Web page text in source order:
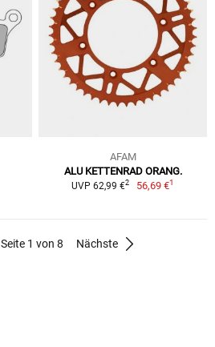
AFAM
ALU KETTENRAD ORANG.
UVP 62,99 €2 56,69 €1
Seite 1 von 8 Nächste